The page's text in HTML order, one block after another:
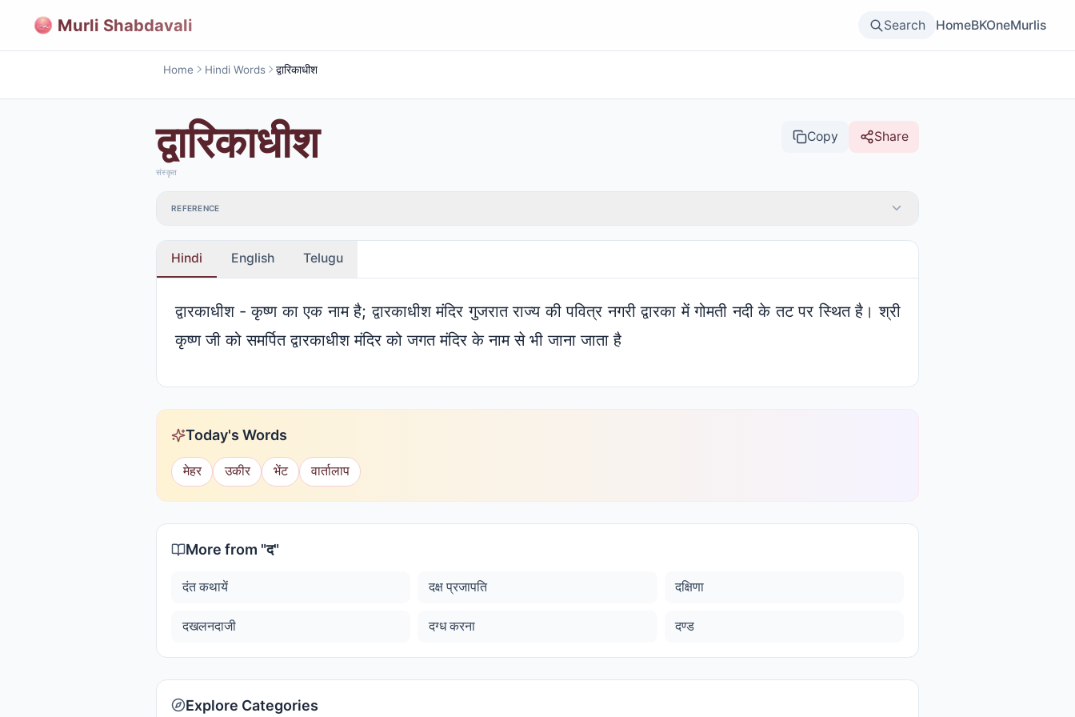
Murli Shabdavali Search HomeBKOneMurlis
Home Hindi Words द्वारिकाधीश
द्वारिकाधीश Copy Share
संस्कृत
REFERENCE
Hindi English Telugu
द्वारकाधीश - कृष्ण का एक नाम है; द्वारकाधीश मंदिर गुजरात राज्य की पवित्र नगरी द्वारका में गोमती नदी के तट पर स्थित है। श्री
कृष्ण जी को समर्पित द्वारकाधीश मंदिर को जगत मंदिर के नाम से भी जाना जाता है
Today's Words
मेहर उकीर भेंट वार्तालाप
More from "द"
दंत कथायें दक्ष प्रजापति दक्षिणा
दखलनदाजी दग्ध करना दण्ड
Explore Categories